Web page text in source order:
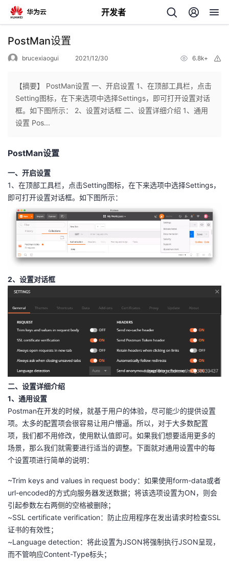
开发者
返
个
主
页
的
开
发
者
博
的
坛
我
圈
子
的
直
播
我
的
活
动
我
的
关
我
的
发
者
学
我
Programs
的
支
持
PostMan设置
brucexiaogui 2021/12/30 6.8k+
【摘要】 PostMan设置 一、开启设置 1、在顶部工具栏，点击
Setting图标，在下来选项中选择Settings，即可打开设置对话
框。如下图所示： 2、设置对话框 二、设置详细介绍 1、通用
设置 Pos...
PostMan设置
一、开启设置
1、在顶部工具栏，点击Setting图标，在下来选项中选择Settings，
即可打开设置对话框。如下图所示：
2、设置对话框
二、设置详细介绍
1、通用设置
Postman在开发的时候，就基于用户的体验，尽可能少的提供设置
项。太多的配置项会很容易让用户懵逼。所以，对于大多数配置
项，我们都不用修改，使用默认值即可。如果我们想要适用更多的
场景，那么我们就需要进行适当的调整。下面就对通用设置中的每
个设置项进行简单的说明：
~Trim keys and values in request body：如果使用form-data或者
url-encoded的方式向服务器发送数据；将该选项设置为ON，则会
引起参数左右两侧的空格被删除；
~SSL certificate verification：防止应用程序在发出请求时检查SSL
证书的有效性；
~Language detection：将此设置为JSON将强制执行JSON呈现，
而不管响应Content-Type标头；